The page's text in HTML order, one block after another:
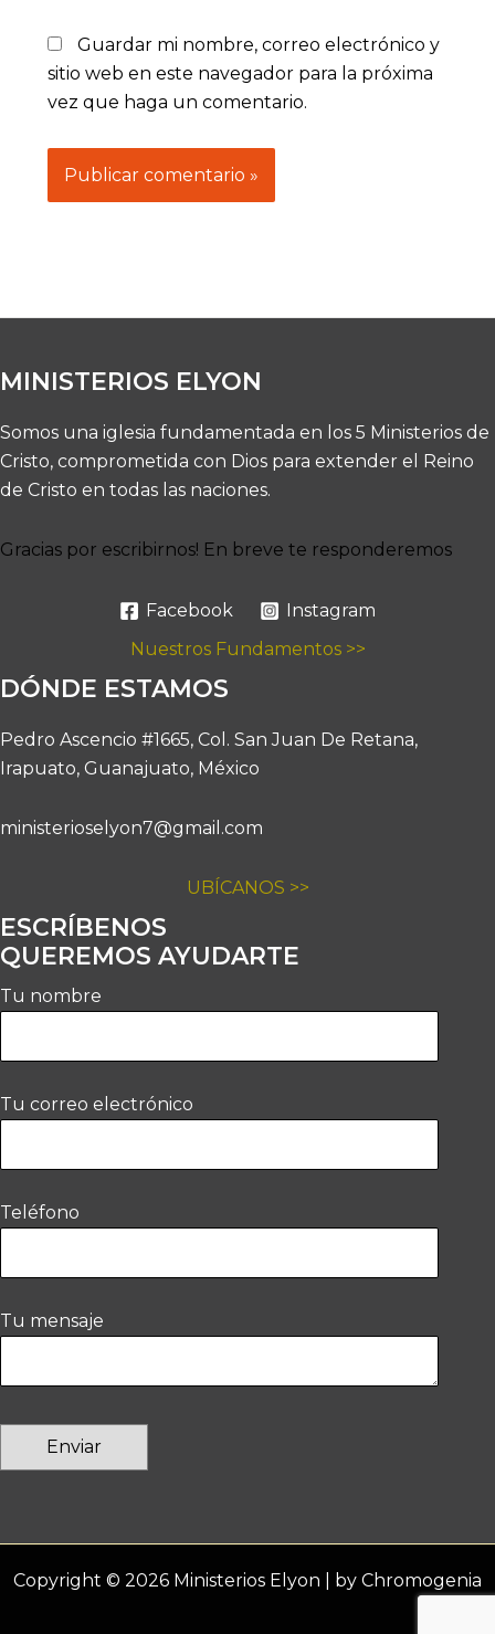
Guardar mi nombre, correo electrónico y
sitio web en este navegador para la próxima
vez que haga un comentario.
MINISTERIOS ELYON
Somos una iglesia fundamentada en los 5 Ministerios de
Cristo, comprometida con Dios para extender el Reino
de Cristo en todas las naciones.
Gracias por escribirnos! En breve te responderemos
Facebook
Instagram
Nuestros Fundamentos >>
DÓNDE ESTAMOS
Pedro Ascencio #1665, Col. San Juan De Retana,
Irapuato, Guanajuato, México
ministerioselyon7@gmail.com
UBÍCANOS >>
ESCRÍBENOS
QUEREMOS AYUDARTE
Tu nombre
Tu correo electrónico
Teléfono
Tu mensaje
Copyright © 2026 Ministerios Elyon | by Chromogenia